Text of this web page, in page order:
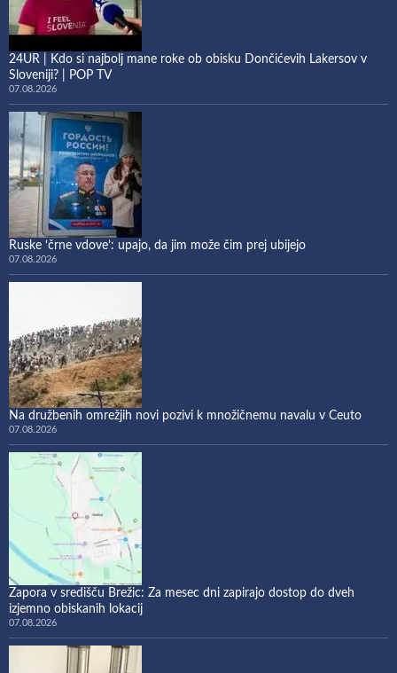
24UR | Kdo si najbolj mane roke ob obisku Dončićevih Lakersov v
Sloveniji? | POP TV
07.08.2026
Ruske ‘črne vdove’: upajo, da jim može čim prej ubijejo
07.08.2026
Na družbenih omrežjih novi pozivi k množičnemu navalu v Ceuto
07.08.2026
Zapora v središču Brežic: Za mesec dni zapirajo dostop do dveh
izjemno obiskanih lokacij
07.08.2026